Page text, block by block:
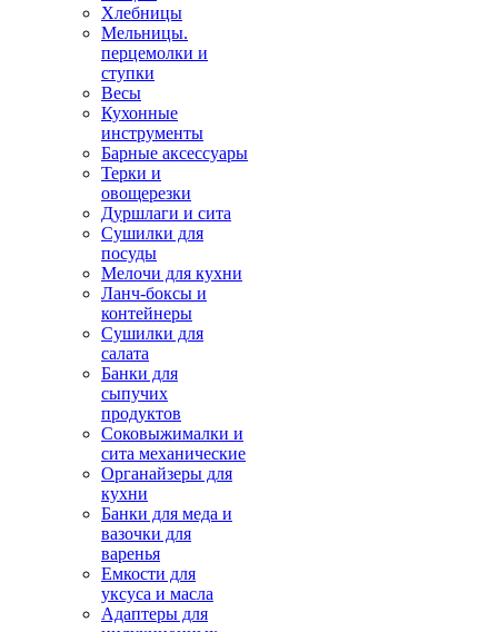
Хлебницы
Мельницы.
перцемолки и
ступки
Весы
Кухонные
инструменты
Барные аксессуары
Терки и
овощерезки
Дуршлаги и сита
Сушилки для
посуды
Мелочи для кухни
Ланч-боксы и
контейнеры
Сушилки для
салата
Банки для
сыпучих
продуктов
Соковыжималки и
сита механические
Органайзеры для
кухни
Банки для меда и
вазочки для
варенья
Емкости для
уксуса и масла
Адаптеры для